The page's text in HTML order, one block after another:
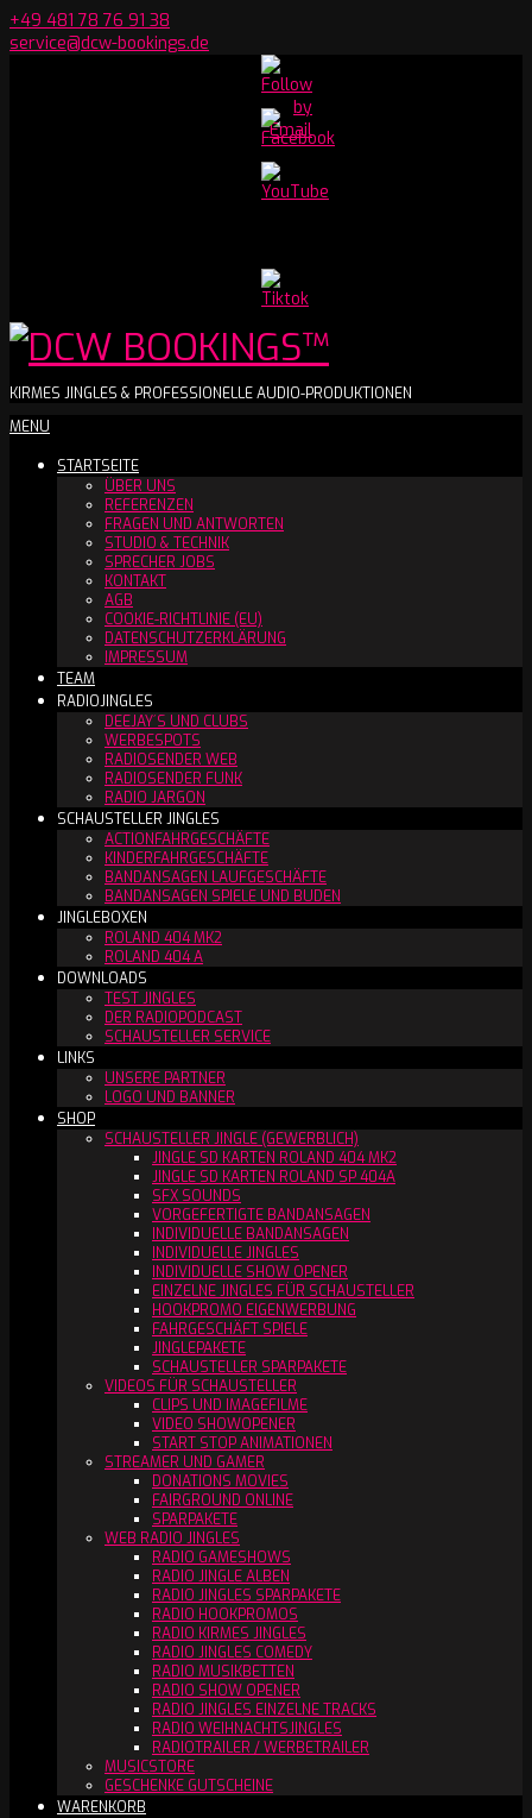
Skip
to
+49 481 78 76 91 38
service@dcw-bookings.de
Youtube
Channel
DCW
BOOKINGS™
KIRMES JINGLES & PROFESSIONELLE AUDIO-PRODUKTIONEN
Secondary
Menu
MENU
STARTSEITE
ÜBER UNS
REFERENZEN
FRAGEN UND ANTWORTEN
STUDIO & TECHNIK
SPRECHER JOBS
KONTAKT
AGB
COOKIE-RICHTLINIE (EU)
DATENSCHUTZERKLÄRUNG
IMPRESSUM
TEAM
RADIOJINGLES
DEEJAY´S UND CLUBS
WERBESPOTS
RADIOSENDER WEB
RADIOSENDER FUNK
RADIO JARGON
SCHAUSTELLER JINGLES
ACTIONFAHRGESCHÄFTE
KINDERFAHRGESCHÄFTE
BANDANSAGEN LAUFGESCHÄFTE
BANDANSAGEN SPIELE UND BUDEN
JINGLEBOXEN
ROLAND 404 MK2
ROLAND 404 A
DOWNLOADS
TEST JINGLES
DER RADIOPODCAST
SCHAUSTELLER SERVICE
LINKS
UNSERE PARTNER
LOGO UND BANNER
SHOP
SCHAUSTELLER JINGLE (GEWERBLICH)
JINGLE SD KARTEN ROLAND 404 MK2
JINGLE SD KARTEN ROLAND SP 404A
SFX SOUNDS
VORGEFERTIGTE BANDANSAGEN
INDIVIDUELLE BANDANSAGEN
INDIVIDUELLE JINGLES
INDIVIDUELLE SHOW OPENER
EINZELNE JINGLES FÜR SCHAUSTELLER
HOOKPROMO EIGENWERBUNG
FAHRGESCHÄFT SPIELE
JINGLEPAKETE
SCHAUSTELLER SPARPAKETE
VIDEOS FÜR SCHAUSTELLER
CLIPS UND IMAGEFILME
VIDEO SHOWOPENER
START STOP ANIMATIONEN
STREAMER UND GAMER
DONATIONS MOVIES
FAIRGROUND ONLINE
SPARPAKETE
WEB RADIO JINGLES
RADIO GAMESHOWS
RADIO JINGLE ALBEN
RADIO JINGLES SPARPAKETE
RADIO HOOKPROMOS
RADIO KIRMES JINGLES
RADIO JINGLES COMEDY
RADIO MUSIKBETTEN
RADIO SHOW OPENER
RADIO JINGLES EINZELNE TRACKS
RADIO WEIHNACHTSJINGLES
RADIOTRAILER / WERBETRAILER
MUSICSTORE
GESCHENKE GUTSCHEINE
WARENKORB